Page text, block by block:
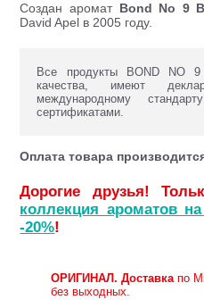
Создан аромат Bond No 9
David Apel в 2005 году.
Все продукты BOND NO 9
качества, имеют
международному
сертификатами.
Оплата товара
Дорогие друзья!
коллекция ароматов
-20%!
ОРИГИНАЛ. Доставкапо
без выходных.